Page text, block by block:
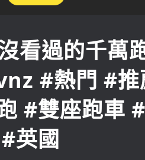
看過的千萬
#熱門 #
#雙座跑車
英國